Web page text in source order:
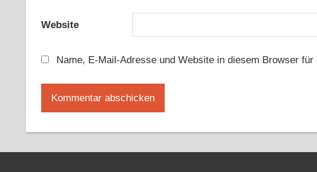
Website
Name, E-Mail-Adresse und Website in diesem Browser